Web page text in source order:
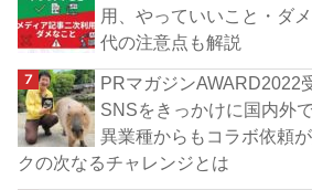
用、やっていいこと・ダ
代の注意点も解説
PRマガジンAWARD2022
SNSをきっかけに国内外
異業種からもコラボ依頼
クの次なるチャレンジとは